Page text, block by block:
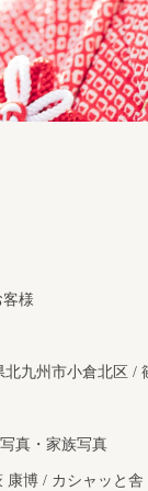
様
北九州市小倉北区 /
真・家族写真
康博 / カシャッと舎